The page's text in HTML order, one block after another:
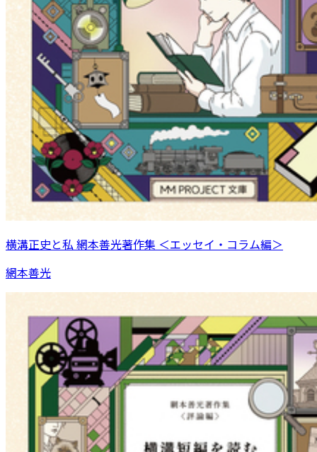
横溝正史と私 網本善光著作集 ＜エッセイ・コラム編＞
網本善光